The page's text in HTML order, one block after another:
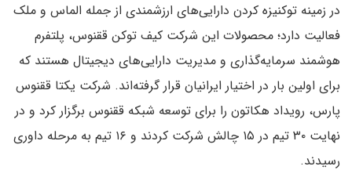
در زمینه توکنیزه کردن دارایی‌های ارزشمندی از جمله الماس و ملک
فعالیت دارد؛ محصولات این شرکت کیف توکن ققنوس، پلتفرم
هوشمند سرمایه‌گذاری و مدیریت دارایی‌های دیجیتال هستند که
برای اولین بار در اختیار ایرانیان قرار گرفته‌اند. شرکت یکتا ققنوس
پارس، رویداد هکاتون را برای توسعه شبکه ققنوس برگزار کرد و در
نهایت ۳۰ تیم در ۱۵ چالش شرکت کردند و ۱۶ تیم به مرحله داوری
رسیدند.